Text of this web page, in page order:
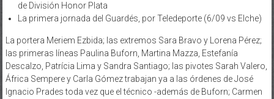
de División Honor Plata
La primera jornada del Guardés, por Teledeporte (6/09 vs Elche)
La portera Meriem Ezbida; las extremos Sara Bravo y Lorena Pérez;
las primeras líneas Paulina Buforn, Martina Mazza, Estefanía
Descalzo, Patrícia Lima y Sandra Santiago; las pivotes Sarah Valero,
África Sempere y Carla Gómez trabajan ya a las órdenes de José
Ignacio Prades toda vez que el técnico -además de Buforn; Carmen